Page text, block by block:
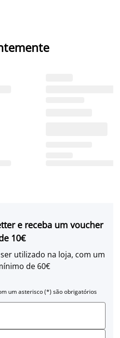
e receba um voucher
10€
utilizado na loja, com um
de 60€
um asterisco (*) são obrigatórios